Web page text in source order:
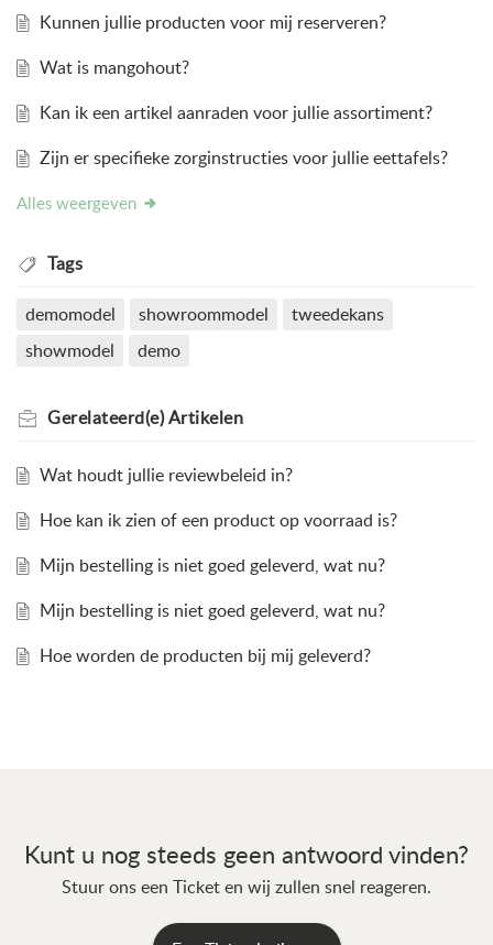
Kunnen jullie producten voor mij reserveren?
Wat is mangohout?
Kan ik een artikel aanraden voor jullie assortiment?
Zijn er specifieke zorginstructies voor jullie eettafels?
Alles weergeven
Tags
demomodel showroommodel
tweedekans
showmodel
demo
Gerelateerd(e)Artikelen
Wat houdt jullie reviewbeleid in?
Hoe kan ik zien of een product op voorraad is?
Mijn bestelling is niet goed geleverd, wat nu?
Mijn bestelling is niet goed geleverd, wat nu?
Hoe worden de producten bij mij geleverd?
Kunt u nog steeds geen antwoord vinden?
Stuur ons een Ticket en wij zullen snel reageren.